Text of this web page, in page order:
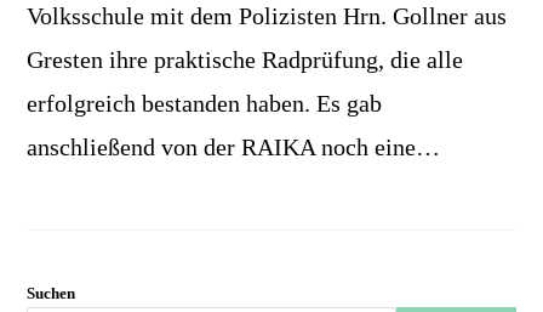
Volksschule mit dem Polizisten Hrn. Gollner aus
Gresten ihre praktische Radprüfung, die alle
erfolgreich bestanden haben. Es gab
anschließend von der RAIKA noch eine…
Suchen